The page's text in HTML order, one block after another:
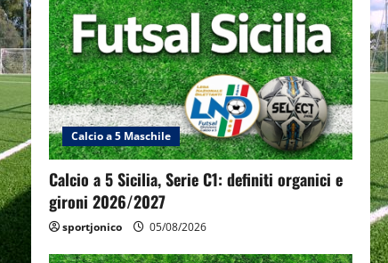
Calcio a 5 Maschile
Calcio a 5 Sicilia, Serie C1: definiti organici e
gironi 2026/2027
sportjonico 05/08/2026